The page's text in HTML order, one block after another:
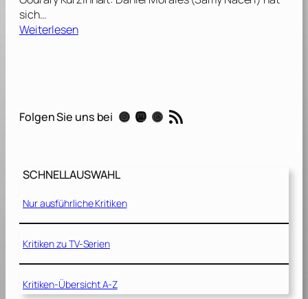
0
4
sich…
Weiterlesen:
1
]
Folgen Sie uns bei Instagram Mastodon Threads RSS-Feed
SCHNELLAUSWAHL
Nur ausführliche Kritiken
Kritiken zu TV-Serien
Kritiken-Übersicht A-Z